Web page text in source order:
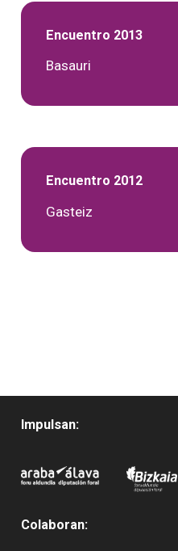
Encuentro 2013
Basauri
Encuentro 2012
Gasteiz
Impulsan:
Colaboran: